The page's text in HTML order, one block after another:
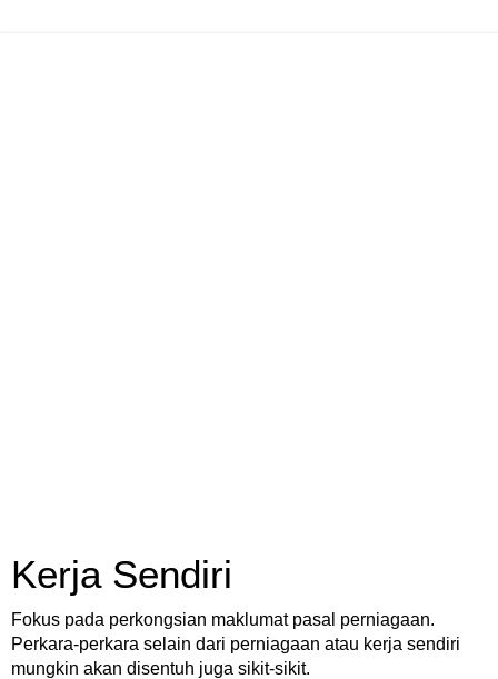
Kerja Sendiri
Fokus pada perkongsian maklumat pasal perniagaan.
Perkara-perkara selain dari perniagaan atau kerja sendiri
mungkin akan disentuh juga sikit-sikit.